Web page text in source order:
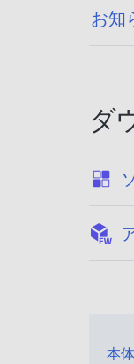
お知
ダ
本